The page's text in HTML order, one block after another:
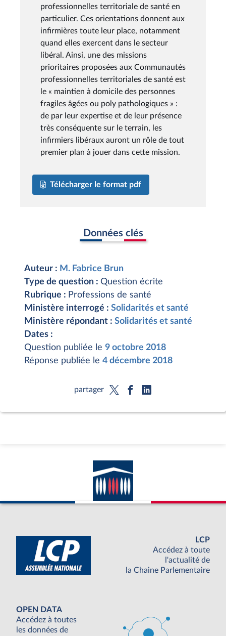
professionnelles territoriale de santé en
particulier. Ces orientations donnent aux
infirmières toute leur place, notamment
quand elles exercent dans le secteur
libéral. Ainsi, une des missions
prioritaires proposées aux Communautés
professionnelles territoriales de santé est
le « maintien à domicile des personnes
fragiles âgées ou poly pathologiques » :
de par leur expertise et de leur présence
très conséquente sur le terrain, les
infirmiers libéraux auront un rôle de tout
premier plan à jouer dans cette mission.
Télécharger le format pdf
Données clés
Auteur : M. Fabrice Brun
Type de question : Question écrite
Rubrique : Professions de santé
Ministère interrogé : Solidarités et santé
Ministère répondant : Solidarités et santé
Dates :
Question publiée le 9 octobre 2018
Réponse publiée le 4 décembre 2018
partager
LCP
Accédez à toute
l'actualité de
la Chaine Parlementaire
OPEN DATA
Accédez à toutes
les données de